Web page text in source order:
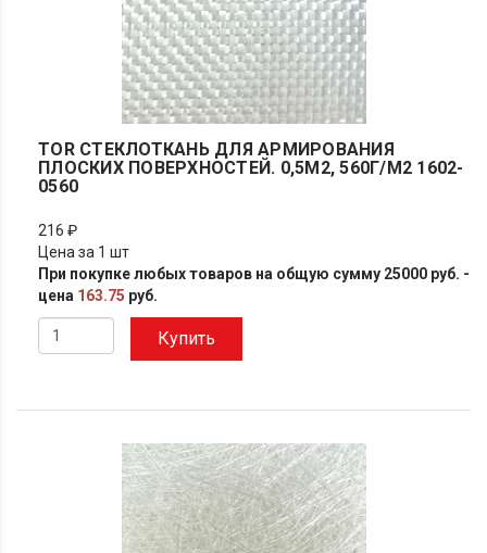
TOR СТЕКЛОТКАНЬ ДЛЯ АРМИРОВАНИЯ
ПЛОСКИХ ПОВЕРХНОСТЕЙ. 0,5М2, 560Г/М2 1602-
0560
216 ₽
Цена за 1 шт
При покупке любых товаров на общую сумму 25000 руб. -
цена 163.75 руб.
Купить